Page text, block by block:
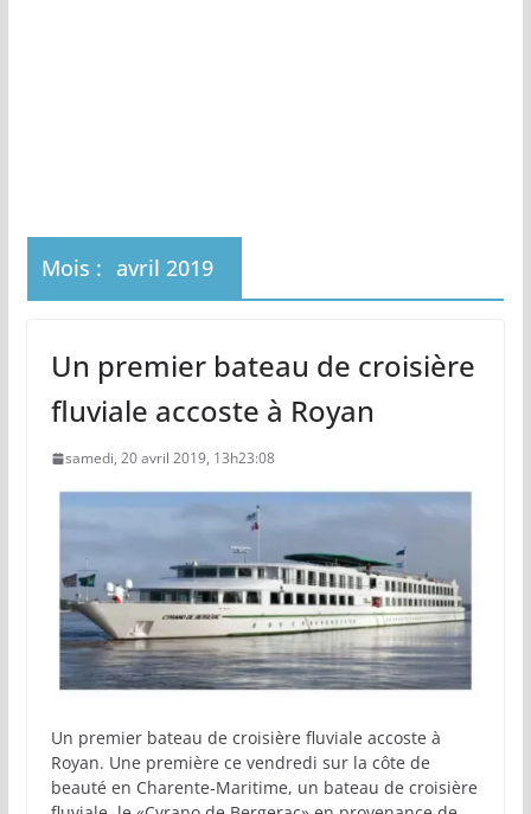
Mois : avril 2019
Un premier bateau de croisière
fluviale accoste à Royan
samedi, 20 avril 2019, 13h23:08
Un premier bateau de croisière fluviale accoste à
Royan. Une première ce vendredi sur la côte de
beauté en Charente-Maritime, un bateau de croisière